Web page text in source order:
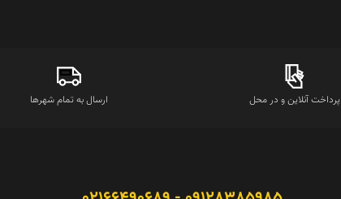
پرداخت آنلاین و در محل ارسال به تمام شهرها